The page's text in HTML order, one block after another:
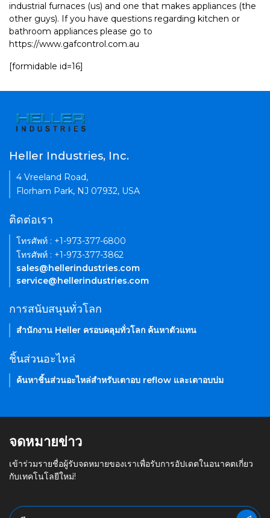
industrial furnaces (us) and one that makes appliances (the
other guys). If you have questions regarding kitchen or
bathroom appliances please go to
https://www.gafcontrol.com.au
[formidable id=16]
Heller Industries, Inc.
4 Vreeland Road,
Florham Park, NJ 07932, USA
ติดต่อเรา
โทรศัพท์ : +1-973-377-6800
โทรศัพท์ : +1-973-377-3862
sales@hellerindustries.com
service@hellerindustries.com
การสนับสนุนทั่วโลก
สำนักงาน Heller ครอบคลุมทั่วโลก ค้นหาตัวแทน
ชิ้นส่วนอะไหล่
ค้นหาชิ้นส่วนอะไหล่สำหรับเตาอบ reflow และเตาอบบ่ม
จดหมายข่าว
เข้าร่วมรายชื่อผู้รับจดหมายของเราเพื่อรับการอัปเดตในอนาคตเกี่ยว
กับเทคโนโลยีใหม่!